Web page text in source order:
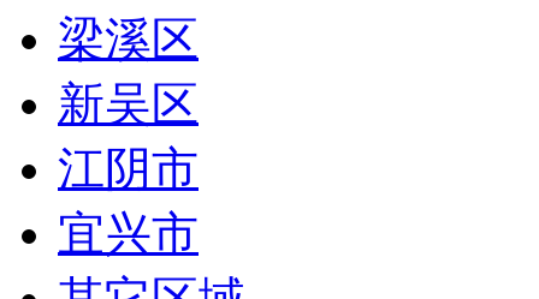
梁溪区
新吴区
江阴市
宜兴市